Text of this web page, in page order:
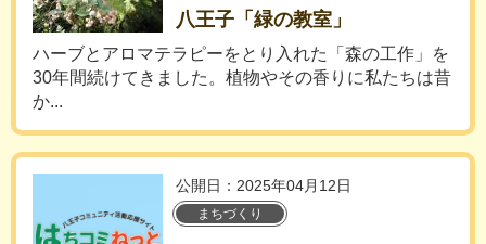
八王子「緑の教室」
ハーブとアロマテラピーをとり入れた「森の工作」を
30年間続けてきました。植物やその香りに私たちは昔
か...
公開日：2025年04月12日
まちづくり